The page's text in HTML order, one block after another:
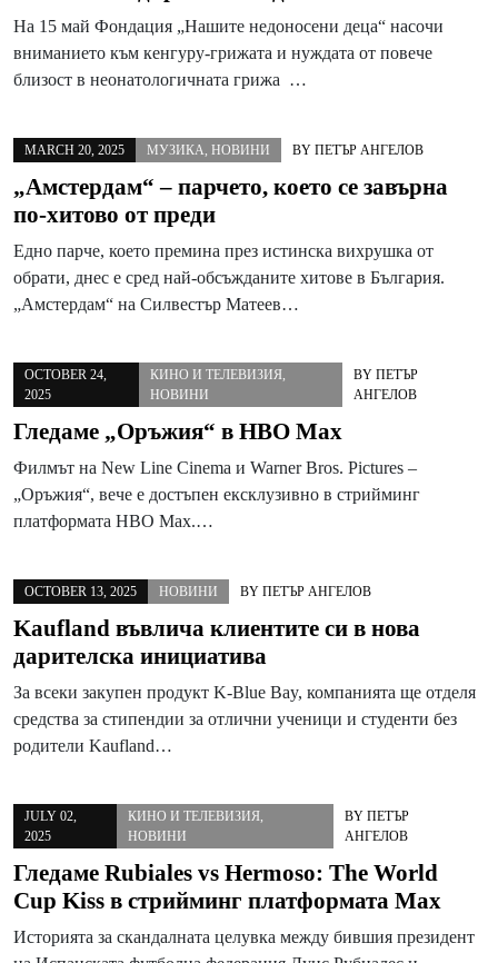
На 15 май Фондация „Нашите недоносени деца“ насочи
вниманието към кенгуру-грижата и нуждата от повече
близост в неонатологичната грижа …
MARCH 20, 2025 МУЗИКА НОВИНИ BY ПЕТЪР АНГЕЛОВ
„Амстердам“ – парчето, което се завърна
по-хитово от преди
Едно парче, което премина през истинска вихрушка от
обрати, днес е сред най-обсъжданите хитове в България.
„Амстердам“ на Силвестър Матеев…
OCTOBER 24,
2025
КИНО И ТЕЛЕВИЗИЯ,
НОВИНИ
BY ПЕТЪР
АНГЕЛОВ
Гледаме „Оръжия“ в HBO Max
Филмът на New Line Cinema и Warner Bros. Pictures –
„Оръжия“, вече е достъпен ексклузивно в стрийминг
платформата HBO Max.…
OCTOBER 13, 2025 НОВИНИ BY ПЕТЪР АНГЕЛОВ
Kaufland въвлича клиентите си в нова
дарителска инициатива
За всеки закупен продукт K-Blue Bay, компанията ще отделя
средства за стипендии за отлични ученици и студенти без
родители Kaufland…
JULY 02,
2025
КИНО И ТЕЛЕВИЗИЯ,
НОВИНИ
BY ПЕТЪР
АНГЕЛОВ
Гледаме Rubiales vs Hermoso: The World
Cup Kiss в стрийминг платформата Max
Историята за скандалната целувка между бившия президент